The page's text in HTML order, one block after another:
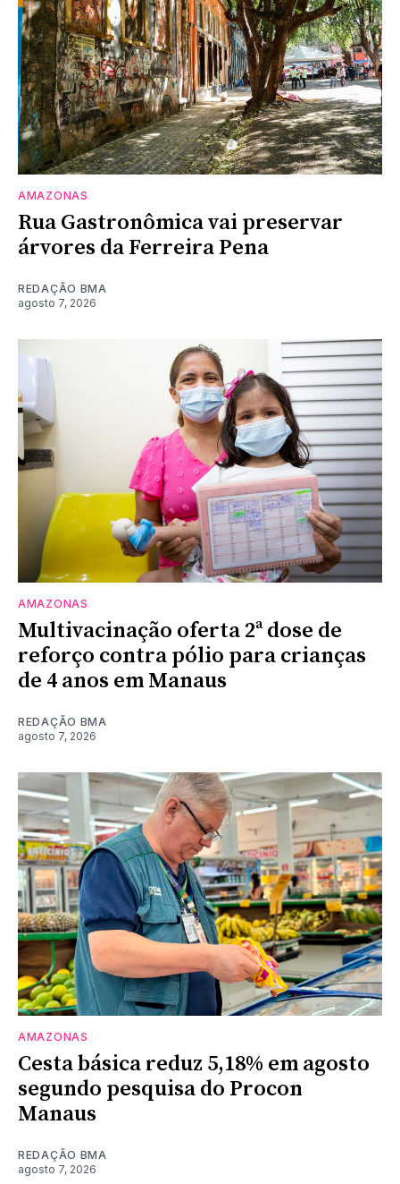
AMAZONAS
Rua Gastronômica vai preservar
árvores da Ferreira Pena
REDAÇÃO BMA
agosto 7, 2026
AMAZONAS
Multivacinação oferta 2ª dose de
reforço contra pólio para crianças
de 4 anos em Manaus
REDAÇÃO BMA
agosto 7, 2026
AMAZONAS
Cesta básica reduz 5,18% em agosto
segundo pesquisa do Procon
Manaus
REDAÇÃO BMA
agosto 7, 2026